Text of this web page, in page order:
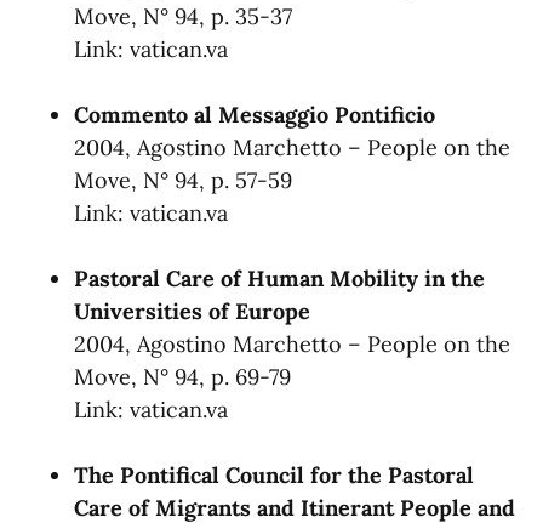
Move, N° 94, p. 35-37
Link:vatican.va
Commento al Messaggio Pontificio
2004, Agostino Marchetto – People on the
Move, N° 94, p. 57-59
Link:vatican.va
Pastoral Care of Human Mobility in the
Universities of Europe
2004, Agostino Marchetto – People on the
Move, N° 94, p. 69-79
Link:vatican.va
The Pontifical Council for the Pastoral
Care of Migrants and Itinerant People and